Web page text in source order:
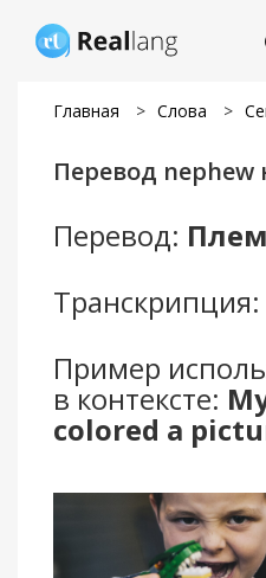
Главная > Слова >
Перевод nephew
Перевод:
Транскрипция:
Пример
в контексте:
colored a